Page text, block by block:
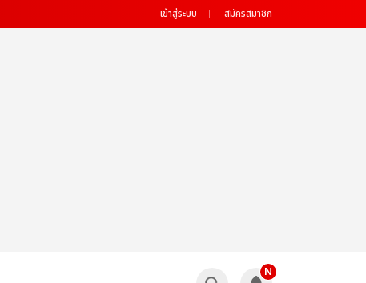
เข้าสู่ระบบ สมัครสมาชิก
N